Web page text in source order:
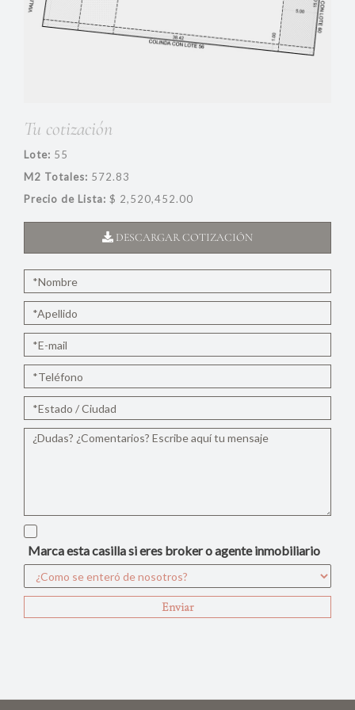
Tu cotización
Lote: 55
M2 Totales: 572.83
Precio de Lista: $ 2,520,452.00
DESCARGAR COTIZACIÓN
Marca esta casilla si eres broker o agente inmobiliario
Enviar